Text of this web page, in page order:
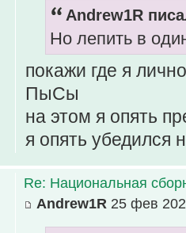
Andrew1R
Но лепить в
покажи где я
ПыСы
на этом я опять
я опять убедился
Re: Национальная
Andrew1R 25 фев